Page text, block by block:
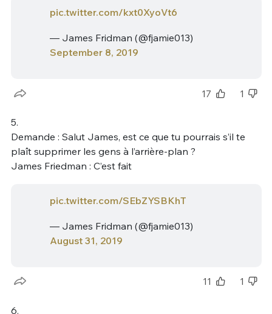
pic.twitter.com/kxt0XyoVt6
— James Fridman (@fjamie013)
September 8, 2019
17 1
5.
Demande : Salut James, est ce que tu pourrais s’il te
plaît supprimer les gens à l’arrière-plan ?
James Friedman : C’est fait
pic.twitter.com/SEbZYSBKhT
— James Fridman (@fjamie013)
August 31, 2019
11 1
6.